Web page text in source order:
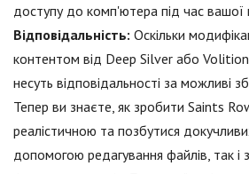
доступу до комп'ютера під час вашої
Відповідальність: Оскільки
контентом від Deep Silver або
несуть відповідальності за можливі
Тепер ви знаєте, як зробити Saints
реалістичною та позбутися
допомогою редагування файлів, так і